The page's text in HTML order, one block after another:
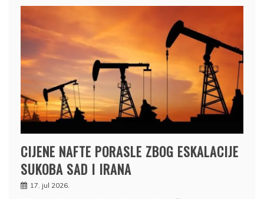
CIJENE NAFTE PORASLE ZBOG ESKALACIJE
SUKOBA SAD I IRANA
17. jul 2026.